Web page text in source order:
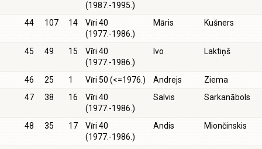
(1987.-1995.)
44 107 14
Vīri 40
(1977.-1986.)
Māris Kušners
45 49 15
Vīri 40
(1977.-1986.)
Ivo Laktiņš
46 25 1 Vīri 50 (<=1976.) Andrejs
Ziema
47
38 16
Vīri 40
(1977.-1986.)
Salvis Sarkanābols
48 35 17
Vīri 40
(1977.-1986.)
Andis Miončinskis